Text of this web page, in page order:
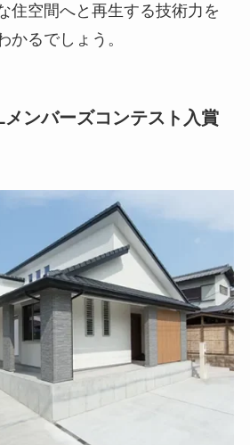
住空間へと再生する技術力を
かるでしょう。
ンバーズコンテスト入賞